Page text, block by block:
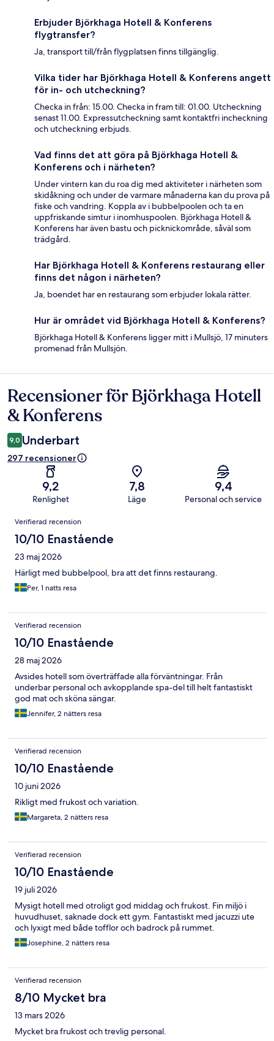
Erbjuder Björkhaga Hotell & Konferens
flygtransfer?
Ja, transport till/från flygplatsen finns tillgänglig.
Vilka tider har Björkhaga Hotell & Konferens angett
för in- och utcheckning?
Checka in från: 15.00. Checka in fram till: 01.00. Utcheckning
senast 11.00. Expressutcheckning samt kontaktfri incheckning
och utcheckning erbjuds.
Vad finns det att göra på Björkhaga Hotell &
Konferens och i närheten?
Under vintern kan du roa dig med aktiviteter i närheten som
skidåkning och under de varmare månaderna kan du prova på
fiske och vandring. Koppla av i bubbelpoolen och ta en
uppfriskande simtur i inomhuspoolen. Björkhaga Hotell &
Konferens har även bastu och picknickområde, såväl som
trädgård.
Har Björkhaga Hotell & Konferens restaurang eller
finns det någon i närheten?
Ja, boendet har en restaurang som erbjuder lokala rätter.
Hur är området vid Björkhaga Hotell & Konferens?
Björkhaga Hotell & Konferens ligger mitt i Mullsjö, 17 minuters
promenad från Mullsjön.
Recensioner
Recensioner för Björkhaga Hotell
& Konferens
9,0 Underbart
297 recensioner
9,2
Renlighet
7,8
Läge
9,4
Personal och service
Recensioner
Verifierad recension
10/10 Enastående
23 maj 2026
Härligt med bubbelpool, bra att det finns restaurang.
Per, 1 natts resa
Verifierad recension
10/10 Enastående
28 maj 2026
Avsides hotell som överträffade alla förväntningar. Från
underbar personal och avkopplande spa-del till helt fantastiskt
god mat och sköna sängar.
Jennifer, 2 nätters resa
Verifierad recension
10/10 Enastående
10 juni 2026
Rikligt med frukost och variation.
Margareta, 2 nätters resa
Verifierad recension
10/10 Enastående
19 juli 2026
Mysigt hotell med otroligt god middag och frukost. Fin miljö i
huvudhuset, saknade dock ett gym. Fantastiskt med jacuzzi ute
och lyxigt med både tofflor och badrock på rummet.
Josephine, 2 nätters resa
Verifierad recension
8/10 Mycket bra
13 mars 2026
Mycket bra frukost och trevlig personal.